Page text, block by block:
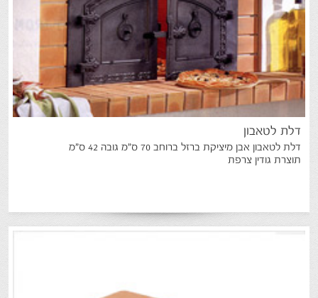
דלת לטאבון
דלת לטאבון אבן מיציקת ברזל ברוחב 70 ס"מ גובה 42 ס"מ
תוצרת גודין צרפת